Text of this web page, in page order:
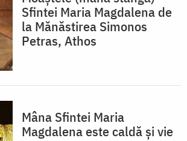
Sfintei Maria Magdalena de
la Mănăstirea Simonos
Petras, Athos
Mâna Sfintei Maria
Magdalena este caldă și vie